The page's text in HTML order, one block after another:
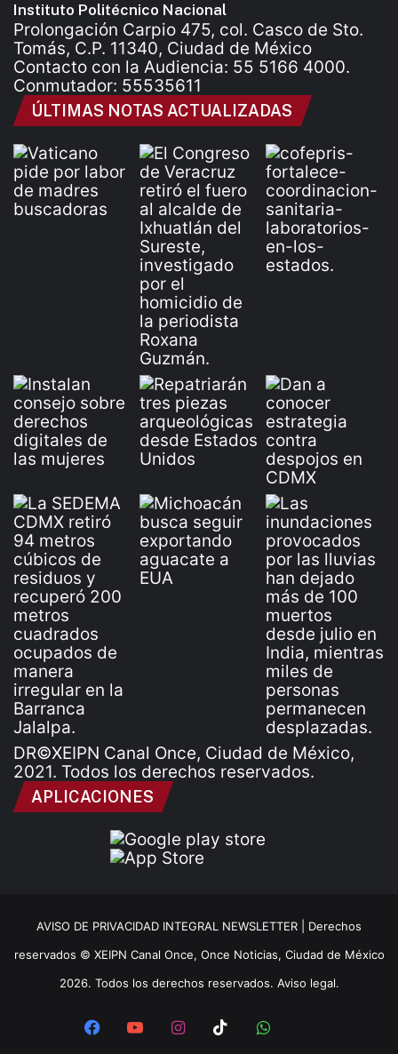
Instituto Politécnico Nacional
Prolongación Carpio 475, col. Casco de Sto.
Tomás, C.P. 11340, Ciudad de México
Contacto con la Audiencia: 55 5166 4000.
Conmutador: 55535611
ÚLTIMAS NOTAS ACTUALIZADAS
DR©XEIPN Canal Once, Ciudad de México,
2021. Todos los derechos reservados.
APLICACIONES
AVISO DE PRIVACIDAD INTEGRAL NEWSLETTER | Derechos
reservados © XEIPN Canal Once, Once Noticias, Ciudad de México
2026. Todos los derechos reservados. Aviso legal.
FacebookYouTubeInstagram
TikTokWhatsApp